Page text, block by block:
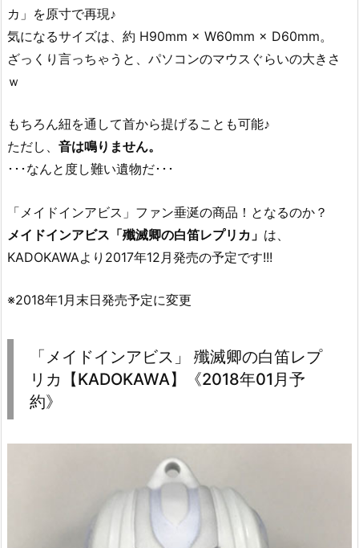
カ」を原寸で再現♪
気になるサイズは、約 H90mm × W60mm × D60mm。
ざっくり言っちゃうと、パソコンのマウスぐらいの大きさ
ｗ
もちろん紐を通して首から提げることも可能♪
ただし、 音は鳴りません。
･･･なんと度し難い遺物だ･･･
「メイドインアビス」ファン垂涎の商品！となるのか？
メイドインアビス「殲滅卿の白笛レプリカ」 は、
KADOKAWAより2017年12月発売の予定です!!!
※2018年1月末日発売予定に変更
「メイドインアビス」 殲滅卿の白笛レプ
リカ【KADOKAWA】《2018年01月予
約》